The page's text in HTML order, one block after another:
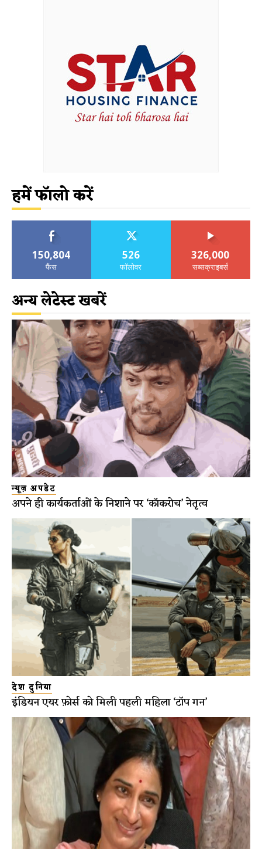
हमें फॉलो करें
150,804
फैंस
526
फॉलोवर
326,000
सब्सक्राइबर्स
अन्य लेटेस्ट खबरें
न्यूज़ अपडेट
अपने ही कार्यकर्ताओं के निशाने पर ‘कॉकरोच’ नेतृत्व
देश दुनिया
इंडियन एयर फ़ोर्स को मिली पहली महिला ‘टॉप गन’